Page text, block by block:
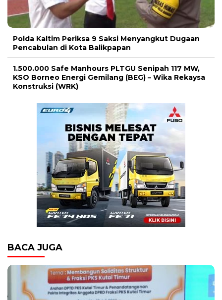
Polda Kaltim Periksa 9 Saksi Menyangkut Dugaan
Pencabulan di Kota Balikpapan
1.500.000 Safe Manhours PLTGU Senipah 117 MW,
KSO Borneo Energi Gemilang (BEG) – Wika Rekaysa
Konstruksi (WRK)
BACA JUGA